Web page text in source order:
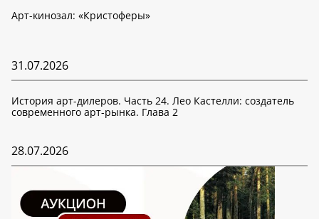
Арт-кинозал: «Кристоферы»
31.07.2026
История арт-дилеров. Часть 24. Лео Кастелли: создатель
современного арт-рынка. Глава 2
28.07.2026